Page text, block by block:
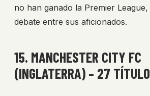
no han ganado la Premier
debate entre sus aficionados.
15. MANCHESTER CITY FC
(INGLATERRA) – 27